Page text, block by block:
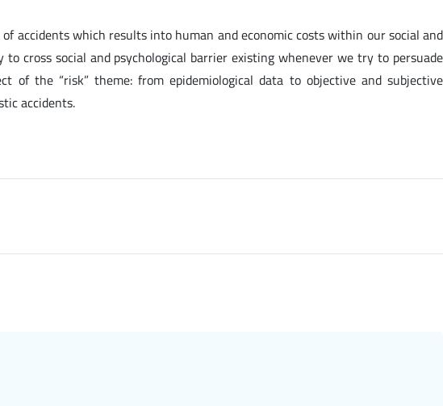
accidents which results into human and economic costs within our social and
cross social and psychological barrier existing whenever we try to persuade
of the “risk” theme: from epidemiological data to objective and subjective
accidents.